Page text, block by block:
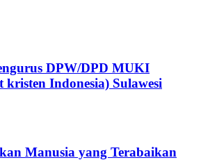
DPW/DPD MUKI
kristen Indonesia) Sulawesi
Manusia yang Terabaikan